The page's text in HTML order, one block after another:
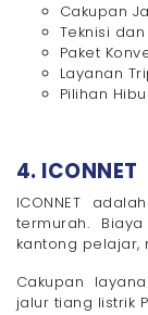
Cakupan
Teknisi
Paket
Layanan
Pilihan
4. ICONNET
ICONNET
termurah.
kantong pelajar,
Cakupan
jalur tiang listrik